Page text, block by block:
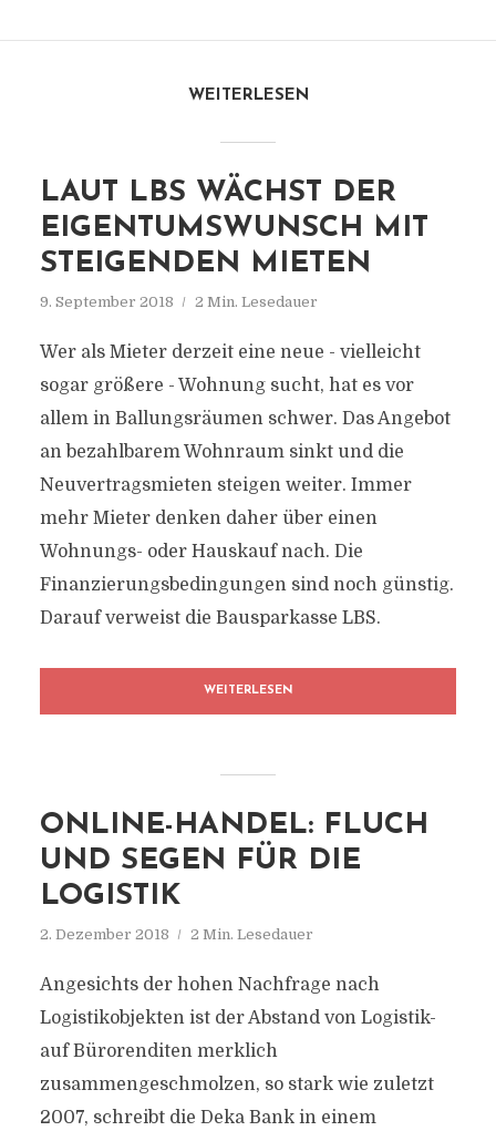
WEITERLESEN
LAUT LBS WÄCHST DER
EIGENTUMSWUNSCH MIT
STEIGENDEN MIETEN
9. September 2018 2 Min. Lesedauer
Wer als Mieter derzeit eine neue - vielleicht
sogar größere - Wohnung sucht, hat es vor
allem in Ballungsräumen schwer. Das Angebot
an bezahlbarem Wohnraum sinkt und die
Neuvertragsmieten steigen weiter. Immer
mehr Mieter denken daher über einen
Wohnungs- oder Hauskauf nach. Die
Finanzierungsbedingungen sind noch günstig.
Darauf verweist die Bausparkasse LBS.
WEITERLESEN
ONLINE-HANDEL: FLUCH
UND SEGEN FÜR DIE
LOGISTIK
2. Dezember 2018 2 Min. Lesedauer
Angesichts der hohen Nachfrage nach
Logistikobjekten ist der Abstand von Logistik-
auf Bürorenditen merklich
zusammengeschmolzen, so stark wie zuletzt
2007, schreibt die Deka Bank in einem